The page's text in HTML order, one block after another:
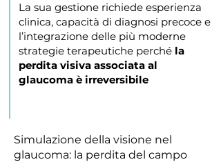
La sua gestione richiede esperienza
clinica, capacità di diagnosi precoce e
l’integrazione delle più moderne
strategie terapeutiche perché la
perdita visiva associata al
glaucoma è irreversibile
Simulazione della visione nel
glaucoma: la perdita del campo